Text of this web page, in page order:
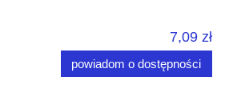
7,09 zł
powiadom o dostępności